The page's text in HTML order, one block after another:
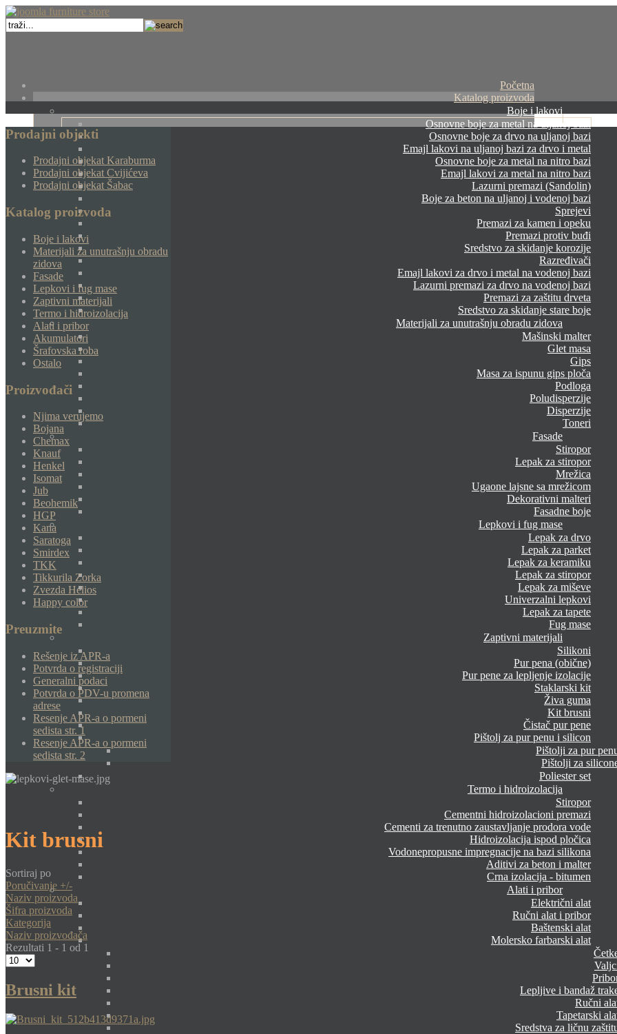
Početna
Katalog proizvoda
Boje i lakovi
Osnovne boje za metal na uljanoj bazi
Osnovne boje za drvo na uljanoj bazi
Emajl lakovi na uljanoj bazi za drvo i metal
Osnovne boje za metal na nitro bazi
Emajl lakovi za metal na nitro bazi
Lazurni premazi (Sandolin)
Boje za beton na uljanoj i vodenoj bazi
Sprejevi
Premazi za kamen i opeku
Premazi protiv buđi
Sredstvo za skidanje korozije
Razređivači
Emajl lakovi za drvo i metal na vodenoj bazi
Lazurni premazi za drvo na vodenoj bazi
Premazi za zaštitu drveta
Sredstvo za skidanje stare boje
Materijali za unutrašnju obradu zidova
Mašinski malter
Glet masa
Gips
Masa za ispunu gips ploča
Podloga
Poludisperzije
Disperzije
Toneri
Fasade
Stiropor
Lepak za stiropor
Mrežica
Ugaone lajsne sa mrežicom
Dekorativni malteri
Fasadne boje
Lepkovi i fug mase
Lepak za drvo
Lepak za parket
Lepak za keramiku
Lepak za stiropor
Lepak za miševe
Univerzalni lepkovi
Lepak za tapete
Fug mase
Zaptivni materijali
Silikoni
Pur pena (obične)
Pur pene za lepljenje izolacije
Staklarski kit
Živa guma
Kit brusni
Čistač pur pene
Pištolj za pur penu i silicon
Pištolji za pur
Pištolji za
Poliester set
Termo i hidroizolacija
Stiropor
Cementni hidroizolacioni premazi
Cementi za trenutno zaustavljanje prodora vode
Hidroizolacija ispod pločica
Vodonepropusne impregnacije na bazi silikona
Aditivi za beton i malter
Crna izolacija - bitumen
Alati i pribor
Električni alat
Ručni alat i pribor
Baštenski alat
Molersko farbarski alat
Lepljive i bandaž
Ručni
Tapetarski
Sredstva za ličnu
Prodajni objekti
Prodajni objekat Karaburma
Prodajni objekat Cvijićeva
Prodajni objekat Šabac
Katalog proizvoda
Boje i lakovi
Materijali za unutrašnju obradu
zidova
Fasade
Lepkovi i fug mase
Zaptivni materijali
Termo i hidroizolacija
Alati i pribor
Akumulatori
Šrafovska roba
Ostalo
Proizvođači
Njima verujemo
Bojana
Chemax
Knauf
Henkel
Isomat
Jub
Beohemik
HGP
Kana
Saratoga
Smirdex
TKK
Tikkurila Zorka
Zvezda Helios
Happy color
Preuzmite
Rešenje iz APR-a
Potvrda o registraciji
Generalni podaci
Potvrda o PDV-u promena
adrese
Resenje APR-a o pormeni
sedista str. 1
Resenje APR-a o pormeni
sedista str. 2
Kit brusni
Sortiraj po
Poručivanje +/-
Naziv proizvoda
Šifra proizvoda
Kategorija
Naziv proizvođača
Rezultati 1 - 1 od 1
Brusni kit